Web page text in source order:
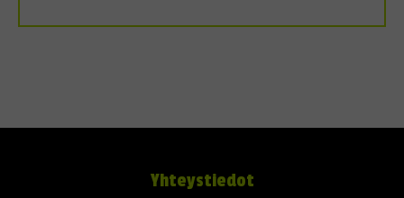
Yhteystiedot